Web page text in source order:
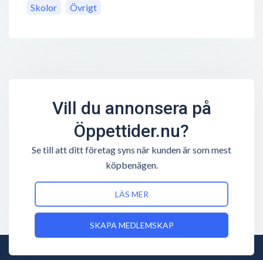
Skolor
Övrigt
Vill du annonsera på
Öppettider.nu?
Se till att ditt företag syns när kunden är som mest
köpbenägen.
LÄS MER
SKAPA MEDLEMSKAP